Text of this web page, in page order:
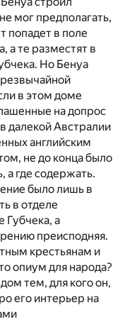
мог предполагать,
попадет в поле
а те разместят в
Но Бенуа
в этом доме
на допрос
далекой Австралии
английским
не до конца было
а где содержать.
было лишь в
в отделе
Губчека, а
преисподняя.
крестьянам и
опиум для народа?
тем, для кого он,
его интерьер на